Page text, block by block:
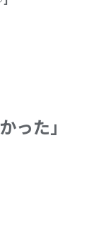
った」